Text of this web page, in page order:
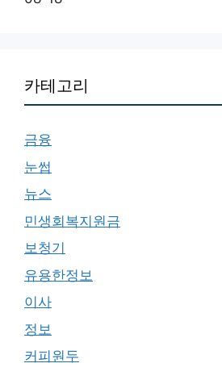
카테고리
금융
눈썹
뉴스
민생회복지원금
보청기
유용한정보
이사
정보
커피원두